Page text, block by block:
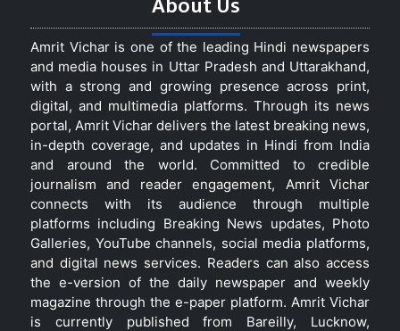
Amrit Vichar is one of the leading Hindi newspapers
and media houses in Uttar Pradesh and Uttarakhand,
with a strong and growing presence across print,
digital, and multimedia platforms. Through its news
portal, Amrit Vichar delivers the latest breaking news,
in-depth coverage, and updates in Hindi from India
and around the world. Committed to credible
journalism and reader engagement, Amrit Vichar
connects with its audience through multiple
platforms including Breaking News updates, Photo
Galleries, YouTube channels, social media platforms,
and digital news services. Readers can also access
the e-version of the daily newspaper and weekly
magazine through the e-paper platform. Amrit Vichar
is currently published from Bareilly, Lucknow,